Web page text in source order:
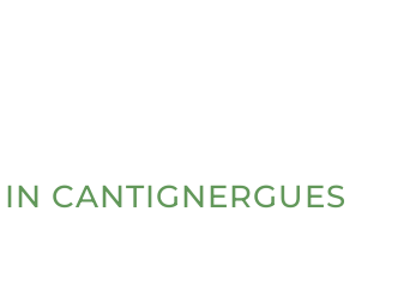
CANTIGNERGUES